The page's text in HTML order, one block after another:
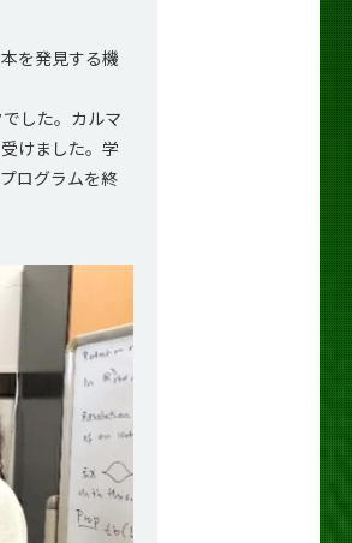
を発見する機
した。カルマ
けました。学
ログラムを終